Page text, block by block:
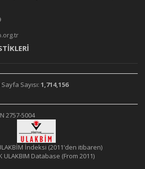
Sayısı: 1,714,156
2757-5004
İndeksi (2011'den itibaren)
ULAKBIM Database (From 2011)